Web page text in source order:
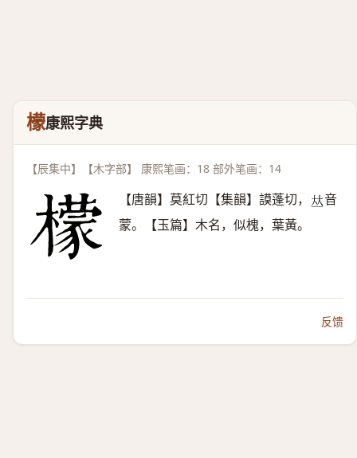
檬康熙字典
【辰集中】【木字部】 康熙笔画：18 部外笔画：14
【唐韻】莫紅切【集韻】謨蓬切， 𠀤音
蒙。【玉篇】木名，似槐，葉黃。
反馈